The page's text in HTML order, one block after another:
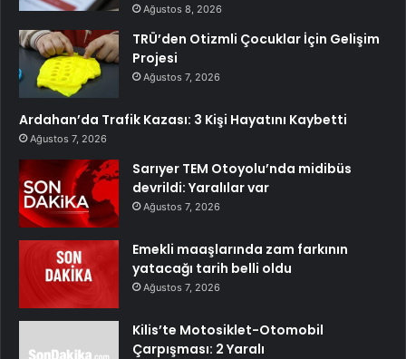
Ağustos 8, 2026
TRÜ’den Otizmli Çocuklar İçin Gelişim
Projesi
Ağustos 7, 2026
Ardahan’da Trafik Kazası: 3 Kişi Hayatını Kaybetti
Ağustos 7, 2026
Sarıyer TEM Otoyolu’nda midibüs
devrildi: Yaralılar var
Ağustos 7, 2026
Emekli maaşlarında zam farkının
yatacağı tarih belli oldu
Ağustos 7, 2026
Kilis’te Motosiklet-Otomobil
Çarpışması: 2 Yaralı